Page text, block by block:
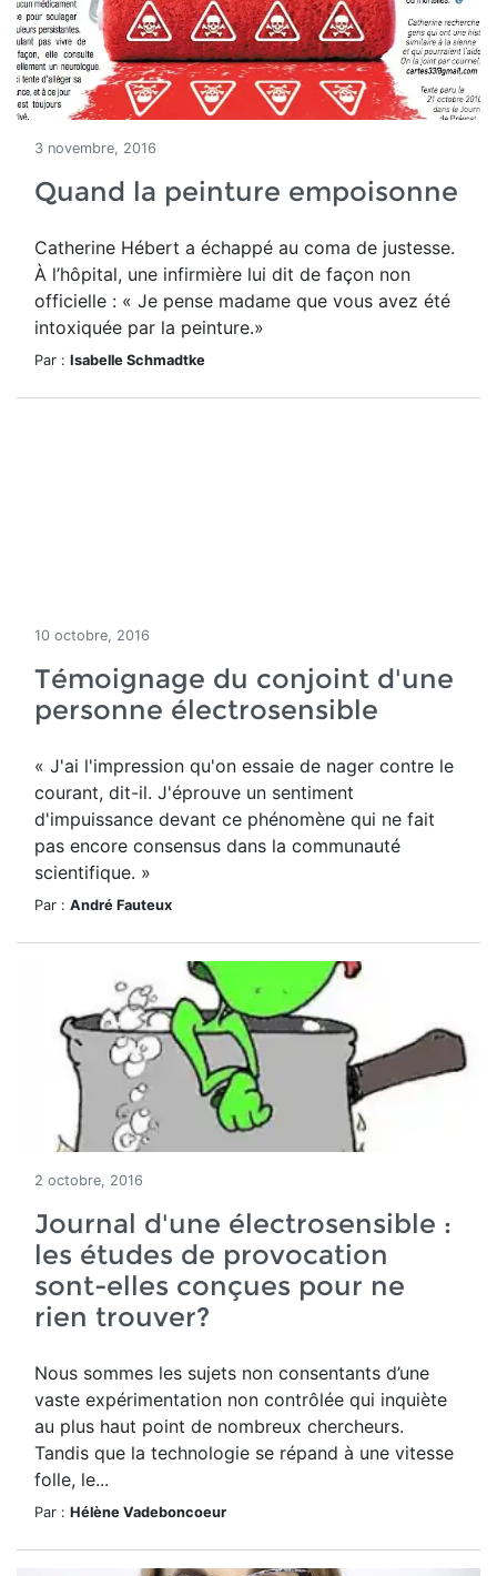
3 novembre, 2016
Quand la peinture empoisonne
Catherine Hébert a échappé au coma de justesse.
À l’hôpital, une infirmière lui dit de façon non
officielle : « Je pense madame que vous avez été
intoxiquée par la peinture.»
Par : Isabelle Schmadtke
10 octobre, 2016
Témoignage du conjoint d'une
personne électrosensible
« J'ai l'impression qu'on essaie de nager contre le
courant, dit-il. J'éprouve un sentiment
d'impuissance devant ce phénomène qui ne fait
pas encore consensus dans la communauté
scientifique. »
Par : André Fauteux
2 octobre, 2016
Journal d'une électrosensible :
les études de provocation
sont-elles conçues pour ne
rien trouver?
Nous sommes les sujets non consentants d’une
vaste expérimentation non contrôlée qui inquiète
au plus haut point de nombreux chercheurs.
Tandis que la technologie se répand à une vitesse
folle, le...
Par : Hélène Vadeboncoeur